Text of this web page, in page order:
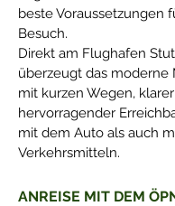
beste Voraussetzungen
Besuch.
Direkt am Flughafen
überzeugt das moderne
mit kurzen Wegen,
hervorragender
mit dem Auto als auch
Verkehrsmitteln.
ANREISE MIT DEM